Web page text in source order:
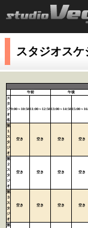
スタジオスケ
午前
午後
ス
タ
ジ
オ
名
9:00～10:50 11:00～12:50 13:00～14:50 15:00～
第
１
ス
タ
ジ
オ
空き 空き 空き 空き
第
２
ス
タ
ジ
オ
空き 空き 空き 空き
第
３
ス
タ
ジ
オ
空き 空き 空き 空き
第